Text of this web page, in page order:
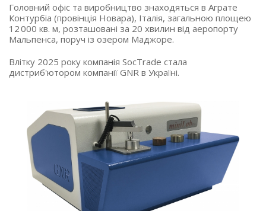
Головний офіс та виробництво знаходяться в Аграте
Контурбіа (провінція Новара), Італія, загальною площею
12 000 кв. м, розташовані за 20 хвилин від аеропорту
Мальпенса, поруч із озером Маджоре.
Влітку 2025 року компанія SocTrade стала
дистриб'ютором компанії GNR в Україні.